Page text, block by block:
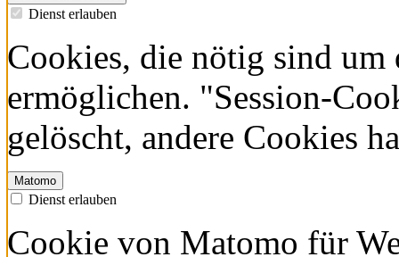
Essenzielle Cookies
Dienst erlauben
Cookies, die nötig sind um
ermöglichen. "Session-
gelöscht, andere Cookies
Matomo